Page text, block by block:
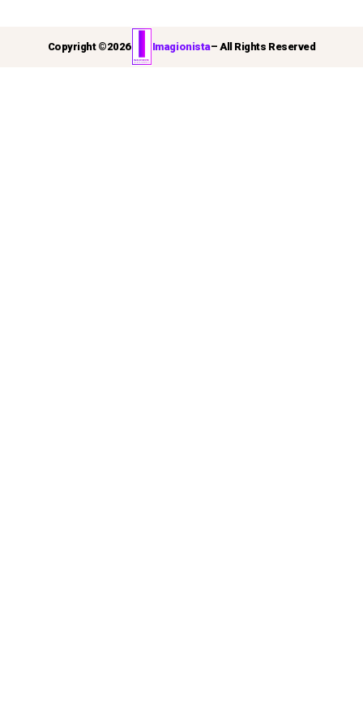
Copyright ©2026 Imagionista– All Rights Reserved